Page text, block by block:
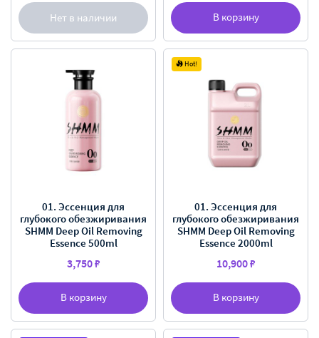
Нет в наличии В корзину
В корзину
01. Эссенция для
глубокого обезжиривания
SHMM Deep Oil Removing
Essence 500ml
3,750 ₽
Hot!
В корзину
01. Эссенция для
глубокого обезжиривания
SHMM Deep Oil Removing
Essence 2000ml
10,900 ₽